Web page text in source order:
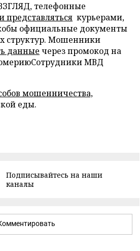
телефонные
представляться курьерами,
официальные документы
структур. Мошенники
данные через промокод на
МВД
мошенничества,
еды.
Подписывайтесь на наши
каналы